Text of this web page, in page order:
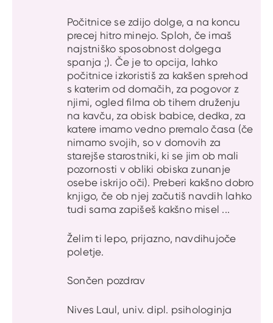
Počitnice se zdijo dolge, a na koncu
precej hitro minejo. Sploh, če imaš
najstniško sposobnost dolgega
spanja ;). Če je to opcija, lahko
počitnice izkoristiš za kakšen sprehod
s katerim od domačih, za pogovor z
njimi, ogled filma ob tihem druženju
na kavču, za obisk babice, dedka, za
katere imamo vedno premalo časa (če
nimamo svojih, so v domovih za
starejše starostniki, ki se jim ob mali
pozornosti v obliki obiska zunanje
osebe iskrijo oči). Preberi kakšno dobro
knjigo, če ob njej začutiš navdih lahko
tudi sama zapišeš kakšno misel ...
Želim ti lepo, prijazno, navdihujoče
poletje.
Sončen pozdrav
Nives Laul, univ. dipl. psihologinja